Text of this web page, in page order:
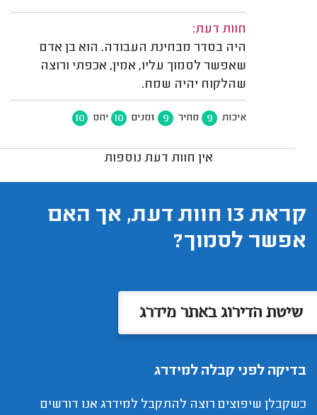
חוות דעת:
היה בסדר מבחינת העבודה. הוא בן אדם
שאפשר לסמוך עליו, אמין, אכפתי ורוצה
שהלקוח יהיה שמח.
איכות 9 מחיר 9 זמנים 10 יחס 10
אין חוות דעת נוספות
קראת 13 חוות דעת, אך האם
אפשר לסמוך?
שיטת הדירוג באתר מידרג
בדיקה לפני קבלה למידרג
כשקבלן שיפוצים רוצה להתקבל למידרג אנו דורשים